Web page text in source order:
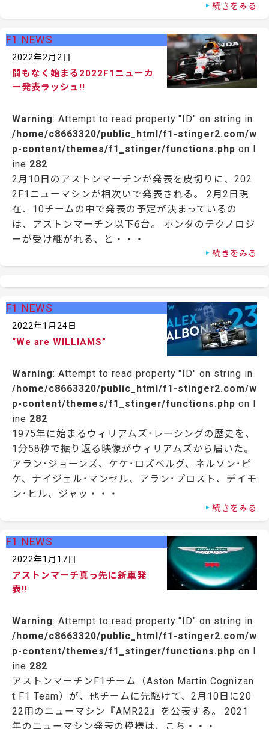
続きをみる
F1 NEWS
2022年2月2日
間もなく始まる2022F1ニューカ
ー発表ラッシュ!!
Warning: Attempt to read property "ID" on string in
/home/c8663320/public_html/f1-stinger2.com/w
p-content/themes/f1_stinger/functions.php on l
ine 282
2月10日のアストンマーチンが発表を皮切りに、202
2F1ニューマシンが相次いで発表される。 2月2日現
在、10チームの中で発表の予定が決まっているの
は、アストンマーチン以下6台。 ホンダのテクノロジ
ーが受け継がれる、と・・・
続きをみる
F1 NEWS
2022年1月24日
“We are WILLIAMS”
Warning: Attempt to read property "ID" on string in
/home/c8663320/public_html/f1-stinger2.com/w
p-content/themes/f1_stinger/functions.php on l
ine 282
1975年に始まるウィリアムズ･レーシングの歴史を、
1分58秒で振り返る映像がウィリアムズから届いた。
アラン･ジョーンズ、ケケ･ロズベルグ、ネルソン･ピ
ケ、ナイジェル･マンセル、アラン･プロスト、デイモ
ン･ヒル、ジャッ・・・
続きをみる
F1 NEWS
2022年1月17日
アストンマーチ真っ先に新車発
表!!
Warning: Attempt to read property "ID" on string in
/home/c8663320/public_html/f1-stinger2.com/w
p-content/themes/f1_stinger/functions.php on l
ine 282
アストンマーチンF1チーム（Aston Martin Cognizan
t F1 Team）が、他チームに先駆けて、2月10日に20
22用のニューマシン『AMR22』を公表する。 2021
年のニューマシン発表の模様は、こち・・・